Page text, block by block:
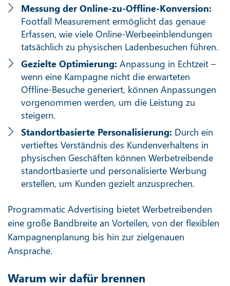
Messung der Online-zu-Offline-Konversion:
Footfall Measurement ermöglicht das genaue
Erfassen, wie viele Online-Werbeeinblendungen
tatsächlich zu physischen Ladenbesuchen führen.
Gezielte Optimierung: Anpassung in Echtzeit –
wenn eine Kampagne nicht die erwarteten
Offline-Besuche generiert, können Anpassungen
vorgenommen werden, um die Leistung zu
steigern.
Standortbasierte Personalisierung: Durch ein
vertieftes Verständnis des Kundenverhaltens in
physischen Geschäften können Werbetreibende
standortbasierte und personalisierte Werbung
erstellen, um Kunden gezielt anzusprechen.
Programmatic Advertising bietet Werbetreibenden
eine große Bandbreite an Vorteilen, von der flexiblen
Kampagnenplanung bis hin zur zielgenauen
Ansprache.
Warum wir dafür brennen